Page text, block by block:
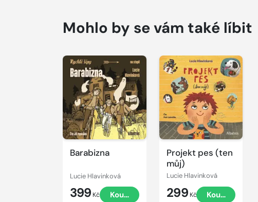
Mohlo by se vám také líbit
Barabizna
Lucie Hlavinková
399 Kč Koupit
Přehrát
ukázku
Projekt pes (ten
můj)
Lucie Hlavinková
299 Kč Koupit